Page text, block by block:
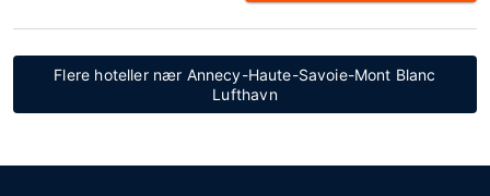
Flere hoteller nær Annecy-Haute-Savoie-Mont Blanc
Lufthavn